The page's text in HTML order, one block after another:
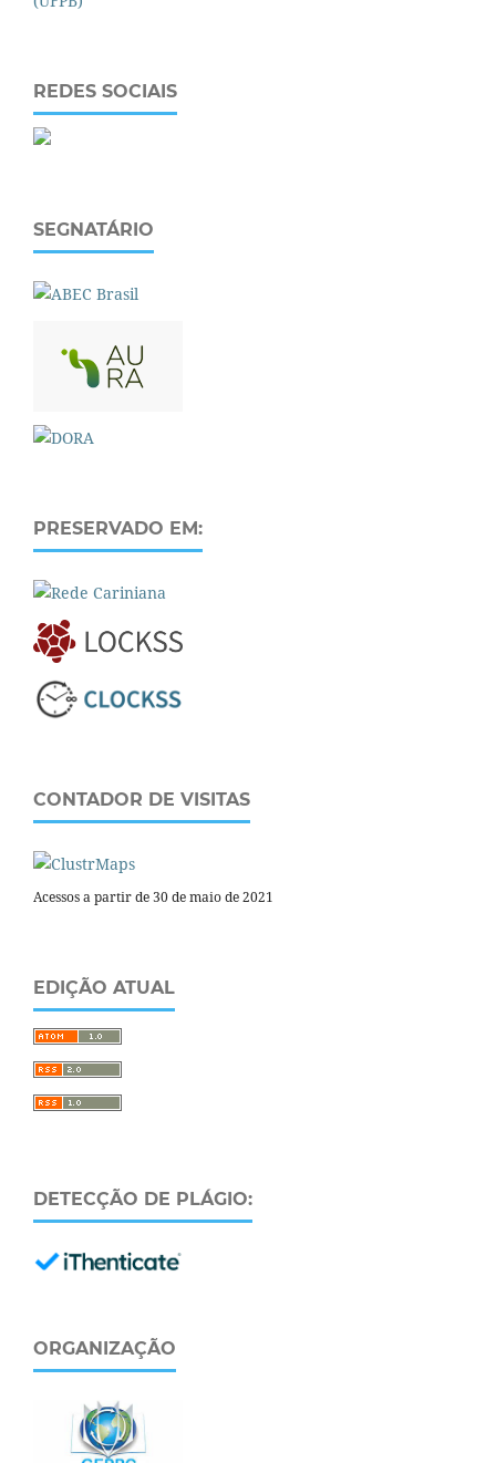
REDES SOCIAIS
SEGNATÁRIO
PRESERVADO EM:
CONTADOR DE VISITAS
Acessos a partir de 30 de maio de 2021
EDIÇÃO ATUAL
DETECÇÃO DE PLÁGIO:
ORGANIZAÇÃO